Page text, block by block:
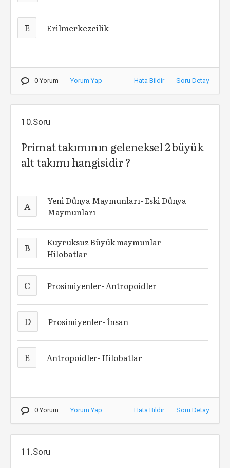
E Erilmerkezcilik
0 Yorum Yorum Yap Hata Bildir Soru Detay
10.Soru
Primat takımının geleneksel 2 büyük
alt takımı hangisidir ?
A
Yeni Dünya Maymunları- Eski Dünya
Maymunları
B
Kuyruksuz Büyük maymunlar-
Hilobatlar
C Prosimiyenler- Antropoidler
D Prosimiyenler- İnsan
E Antropoidler- Hilobatlar
0 Yorum Yorum Yap Hata Bildir Soru Detay
11.Soru